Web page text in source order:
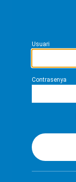
Usuari
Contrasenya